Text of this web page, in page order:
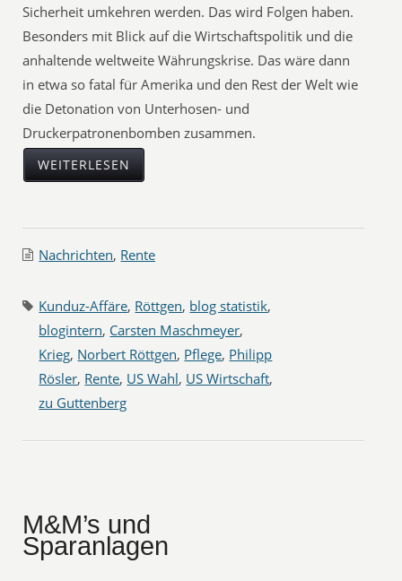
Sicherheit umkehren werden. Das wird Folgen haben.
Besonders mit Blick auf die Wirtschaftspolitik und die
anhaltende weltweite Währungskrise. Das wäre dann
in etwa so fatal für Amerika und den Rest der Welt wie
die Detonation von Unterhosen- und
Druckerpatronenbomben zusammen.
WEITERLESEN
Nachrichten, Rente
Kunduz-Affäre, Röttgen, blog statistik,
blogintern, Carsten Maschmeyer,
Krieg, Norbert Röttgen, Pflege, Philipp
Rösler, Rente, US Wahl, US Wirtschaft,
zu Guttenberg
M&M’s und
Sparanlagen